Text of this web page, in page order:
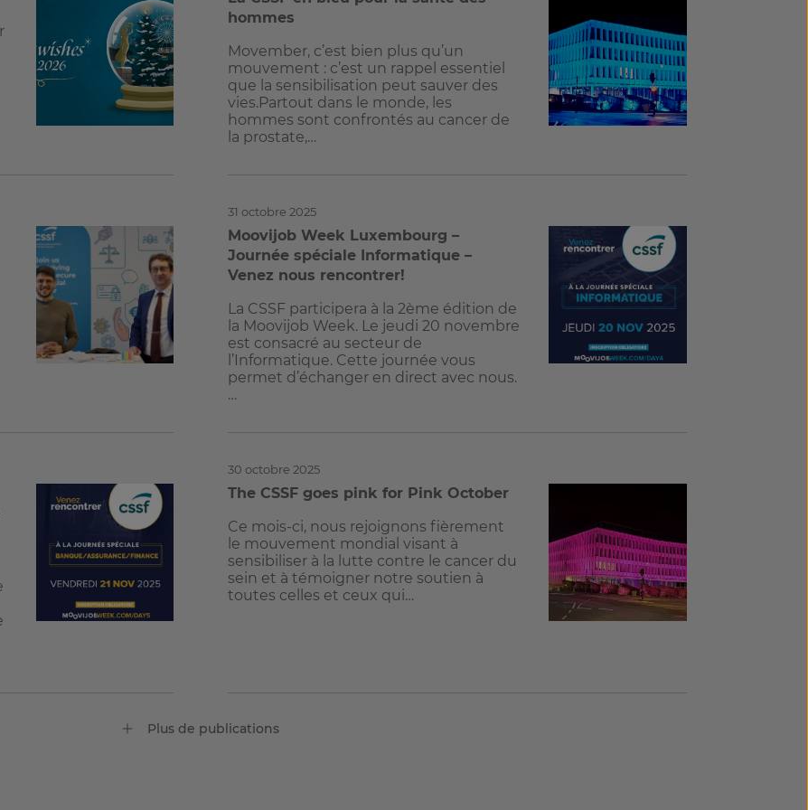
hommes
Movember, c’est bien plus qu’un
mouvement : c’est un rappel essentiel
que la sensibilisation peut sauver des
vies.Partout dans le monde, les
hommes sont confrontés au cancer de
la prostate,…
31 octobre 2025
Moovijob Week Luxembourg –
Journée spéciale Informatique –
Venez nous rencontrer!
La CSSF participera à la 2ème édition de
la Moovijob Week. Le jeudi 20 novembre
est consacré au secteur de
l’Informatique. Cette journée vous
permet d’échanger en direct avec nous.
…
30 octobre 2025
The CSSF goes pink for Pink October
Ce mois-ci, nous rejoignons fièrement
le mouvement mondial visant à
sensibiliser à la lutte contre le cancer du
sein et à témoigner notre soutien à
toutes celles et ceux qui…
Plus de publications